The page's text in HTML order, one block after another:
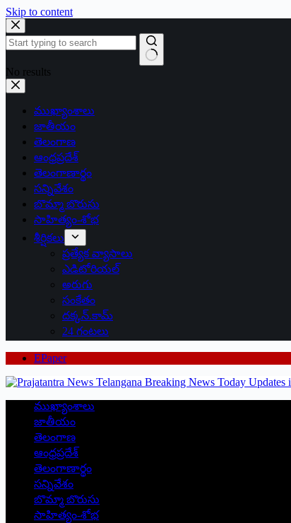
Skip to content
No results
ముఖ్యాంశాలు
జాతీయం
తెలంగాణ
ఆంధ్రప్రదేశ్
తెలంగాణార్థం
సన్నివేశం
బొమ్మా బొరుసు
సాహిత్యం-శోభ
శీర్షికలు
ప్రత్యేక వ్యాసాలు
ఎడిటోరియల్
అరుగు
సంకేతం
దక్కన్.కామ్
24 గంటలు
EPaper
ముఖ్యాంశాలు
జాతీయం
తెలంగాణ
ఆంధ్రప్రదేశ్
తెలంగాణార్థం
సన్నివేశం
బొమ్మా బొరుసు
సాహిత్యం-శోభ